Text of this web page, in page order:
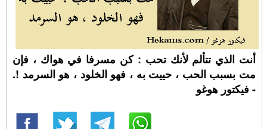
أنت الذي تتألم لأنك تحب : كن مسرفا في هواك ، فإن
مت بسبب الحب ، حييت به ، فهو الخلود ، هو السرمد !.
- فيكتور هوغو